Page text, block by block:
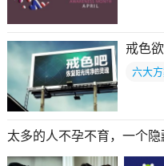
戒色
六大
太多的人不孕不育，一个隐